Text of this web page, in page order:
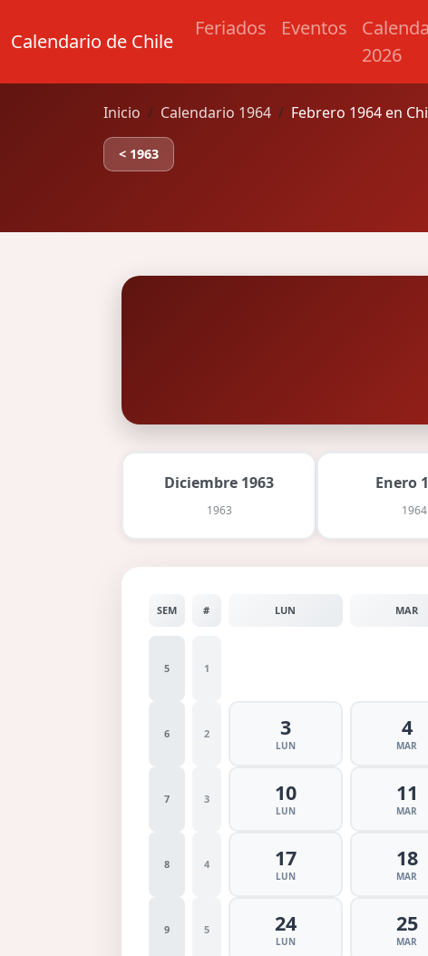
Calendario de Chile
Feriados Eventos
2026
Inicio Calendario 1964 Febrero 1964 en
< 1963
Diciembre 1963
1963
Enero
1964
SEM # LUN MAR
5 1
6 2 3
LUN
4
MAR
7 3 10
LUN
11
MAR
8 4 17
LUN
18
MAR
9 5 24
LUN
25
MAR